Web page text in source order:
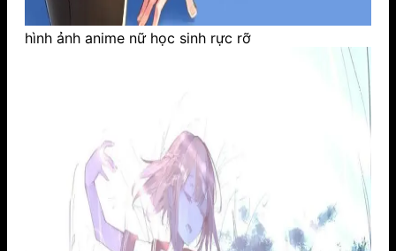
hình ảnh anime nữ học sinh rực rỡ